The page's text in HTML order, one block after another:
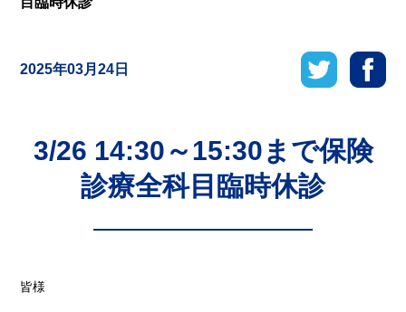
2025年03月24日
3/26 14:30～15:30まで保険
診療全科目臨時休診
皆様